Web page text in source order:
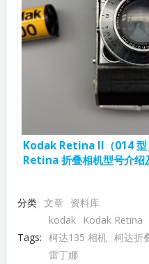
Kodak Retina II（014
Retina 折叠相机型号介绍
分类 文章 资料库
Tags:
kodak Kodak Retina
柯达135 相机 柯达折
雷丁娜